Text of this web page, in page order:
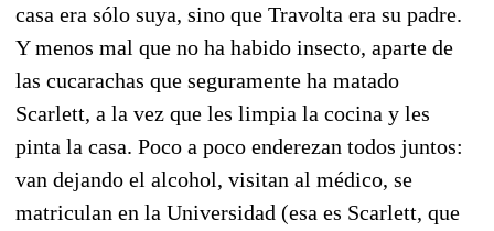
casa era sólo suya, sino que Travolta era su padre.
Y menos mal que no ha habido insecto, aparte de
las cucarachas que seguramente ha matado
Scarlett, a la vez que les limpia la cocina y les
pinta la casa. Poco a poco enderezan todos juntos:
van dejando el alcohol, visitan al médico, se
matriculan en la Universidad (esa es Scarlett, que